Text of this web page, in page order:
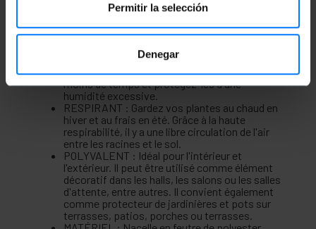
Permitir la selección
Denegar
Caractéristiques du produit:
CULTURE : Idéal pour le développement des
fleurs, herbes, plantes, fruits et légumes.
Augmenter la qualité et la vitesse de culture.
Obtenez des plantes plus vigoureuses en
moins de temps et protégez-les d'une
humidité excessive.
RESPIRANT : Gardez vos plantes au chaud en
hiver et au frais en été. Grâce à la haute
respirabilité, il y a une libre circulation de l'air
entre les racines et le sol.
POLYVALENT : Idéal pour l'intérieur et
l'extérieur. Il peut être utilisé comme élément
décoratif dans les halls, les salons ou les salles
d'attente, entre autres. Il convient également
comme protecteur de jardinières et pots sur
terrasses, patios, porches ou terrasses.